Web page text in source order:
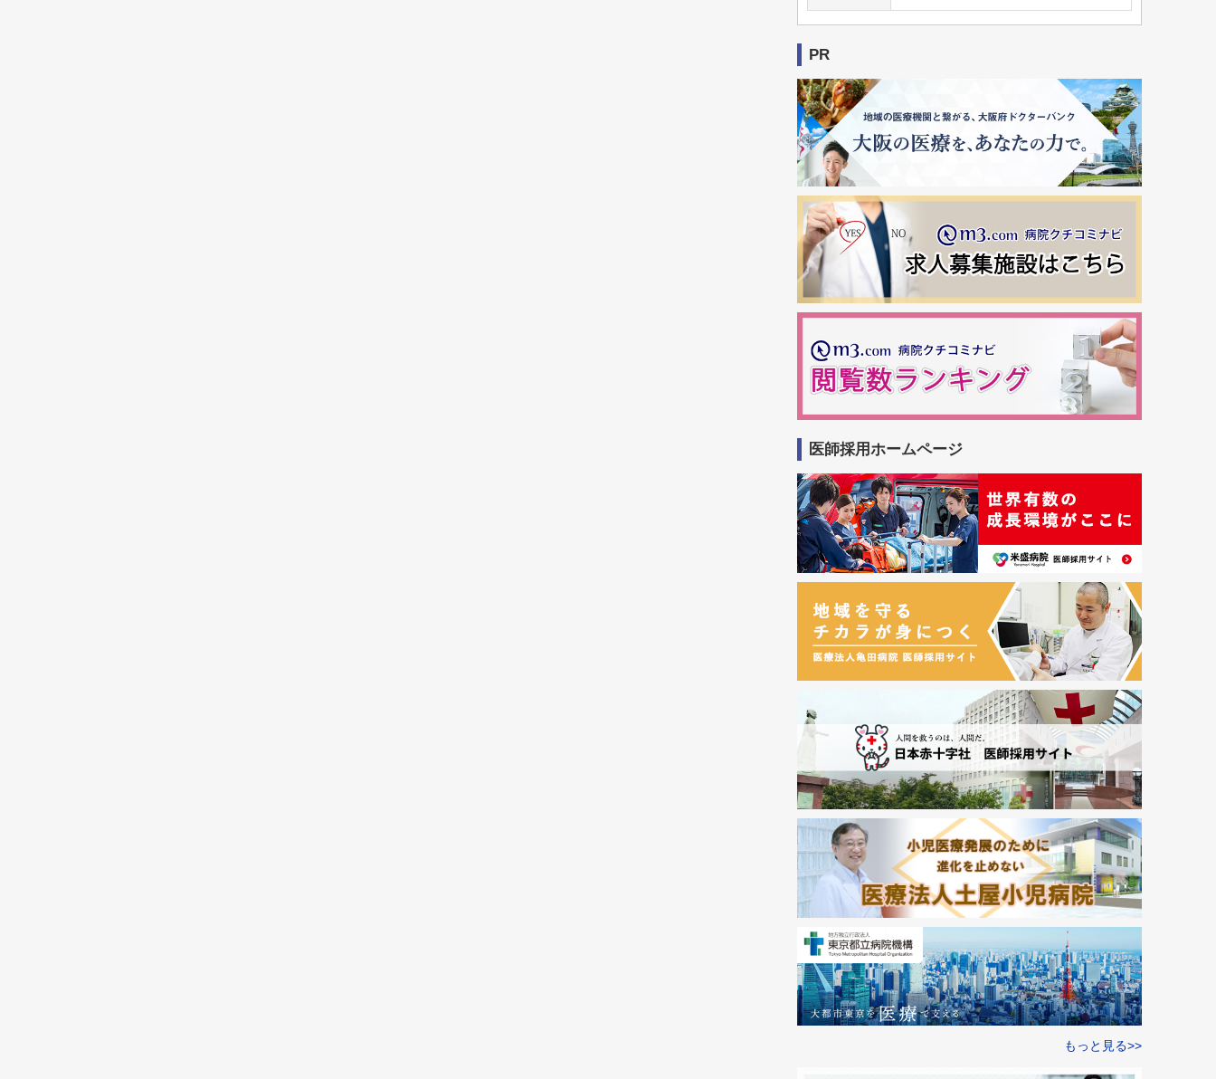
PR
医師採用ホームページ
もっと見る>>